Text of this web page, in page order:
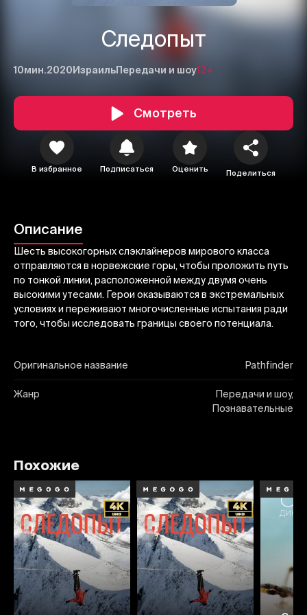
Следопыт
10мин.2020 ИзраильПередачи и шоу12+
Смотреть
В избранное Подписаться Оценить Поделиться
Описание
Шесть высокогорных слэклайнеров мирового класса
отправляются в норвежские горы, чтобы проложить путь
по тонкой линии, расположенной между двумя очень
высокими утесами. Герои оказываются в экстремальных
условиях и переживают многочисленные испытания ради
того, чтобы исследовать границы своего потенциала.
Оригинальное название Pathfinder
Жанр
Передачи и шоу,
Познавательные
1 2 3
Похожие